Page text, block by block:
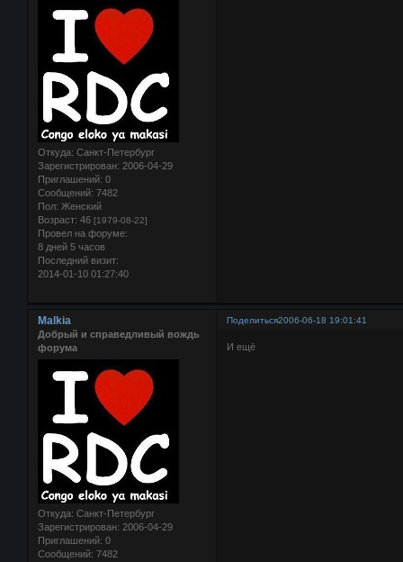
Откуда: Санкт-Петербург
Зарегистрирован: 2006-04-29
Приглашений: 0
Сообщений: 7482
Пол: Женский
Возраст: 46 [1979-08-22]
Провел на форуме:
8 дней 5 часов
Последний визит:
2014-01-10 01:27:40
Поделиться2006-06-18 19:01:41
Malkia
Добрый и справедливый вождь
форума
Откуда: Санкт-Петербург
Зарегистрирован: 2006-04-29
Приглашений: 0
Сообщений: 7482
И ещё